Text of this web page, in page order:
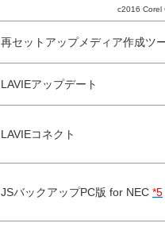
c2016 Corel
再セットアップメディア作成ツ
LAVIEアップデート
LAVIEコネクト
JSバックアップPC版 for NEC *5